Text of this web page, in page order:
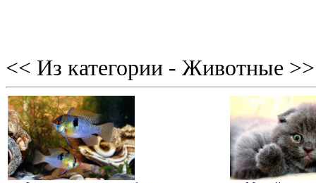
<< Из категории - Животные >>